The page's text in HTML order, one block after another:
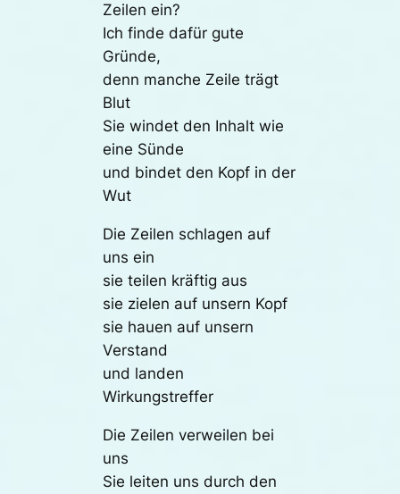
Zeilen ein?
Ich finde dafür gute
Gründe,
denn manche Zeile trägt
Blut
Sie windet den Inhalt wie
eine Sünde
und bindet den Kopf in der
Wut
Die Zeilen schlagen auf
uns ein
sie teilen kräftig aus
sie zielen auf unsern Kopf
sie hauen auf unsern
Verstand
und landen
Wirkungstreffer
Die Zeilen verweilen bei
uns
Sie leiten uns durch den